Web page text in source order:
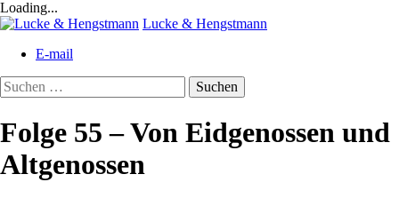
Loading...
Skip
content
Lucke & Hengstmann
E-mail
Suchen
nach:
Folge 55 – Von Eidgenossen und
Altgenossen